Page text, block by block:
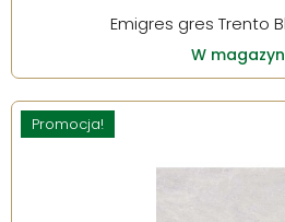
Emigres gres Trento
W
Promocja!